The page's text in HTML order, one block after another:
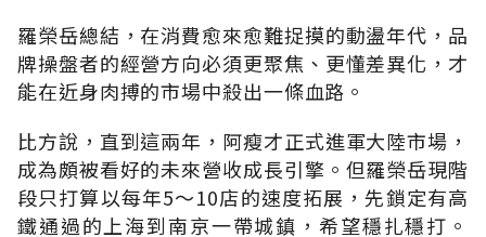
羅榮岳總結，在消費愈來愈難捉摸的動盪年代，品
牌操盤者的經營方向必須更聚焦、更懂差異化，才
能在近身肉搏的市場中殺出一條血路。
比方說，直到這兩年，阿瘦才正式進軍大陸市場，
成為頗被看好的未來營收成長引擎。但羅榮岳現階
段只打算以每年5～10店的速度拓展，先鎖定有高
鐵通過的上海到南京一帶城鎮，希望穩扎穩打。